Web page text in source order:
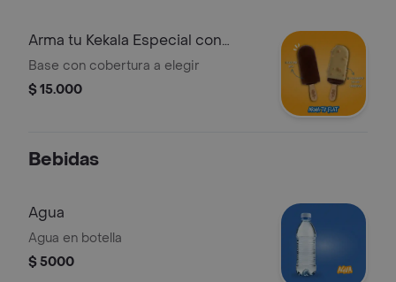
Arma tu Kekala Especial con
Cobertura
Base con cobertura a elegir
$ 15.000
Bebidas
Agua
Agua en botella
$ 5000